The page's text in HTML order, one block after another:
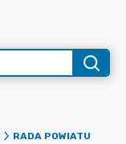
RADA POWIATU